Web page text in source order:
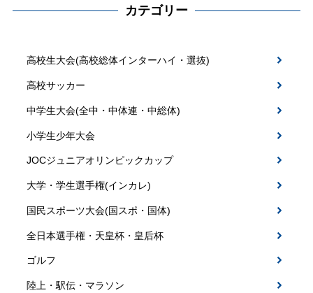
カテゴリー
高校生大会(高校総体インターハイ・選抜)
高校サッカー
中学生大会(全中・中体連・中総体)
小学生少年大会
JOCジュニアオリンピックカップ
大学・学生選手権(インカレ)
国民スポーツ大会(国スポ・国体)
全日本選手権・天皇杯・皇后杯
ゴルフ
陸上・駅伝・マラソン